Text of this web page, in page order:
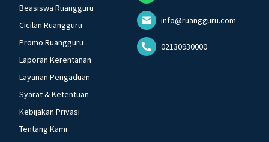
Beasiswa Ruangguru
Cicilan Ruangguru
Promo Ruangguru
Laporan Kerentanan
Layanan Pengaduan
Syarat & Ketentuan
Kebijakan Privasi
Tentang Kami
info@ruangguru.com
02130930000